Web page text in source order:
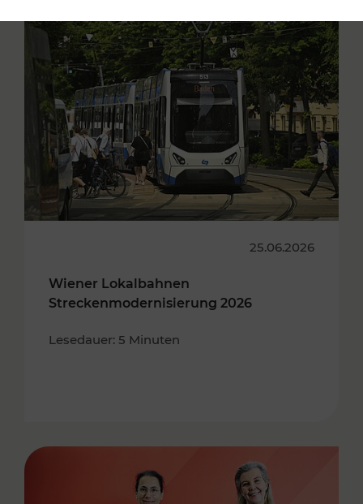
25.06.2026
Wiener Lokalbahnen
Streckenmodernisierung 2026
Lesedauer: 5 Minuten